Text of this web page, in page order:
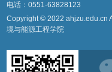
电话：0551-63828123
Copyright © 2022 ahjzu.edu.cn
境与能源工程学院